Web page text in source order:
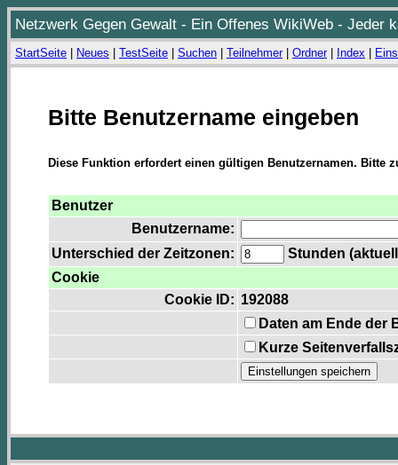
Netzwerk Gegen Gewalt - Ein Offenes WikiWeb - Jeder
StartSeite Neues TestSeite Suchen Teilnehmer| Ordner| Index
Bitte Benutzername eingeben
Diese Funktion erfordert einen gültigen Benutzernamen. Bitte
Benutzer
Benutzername:
Unterschied der Zeitzonen:
Stunden
Cookie
Cookie ID: 192088
Daten am Ende der
Kurze